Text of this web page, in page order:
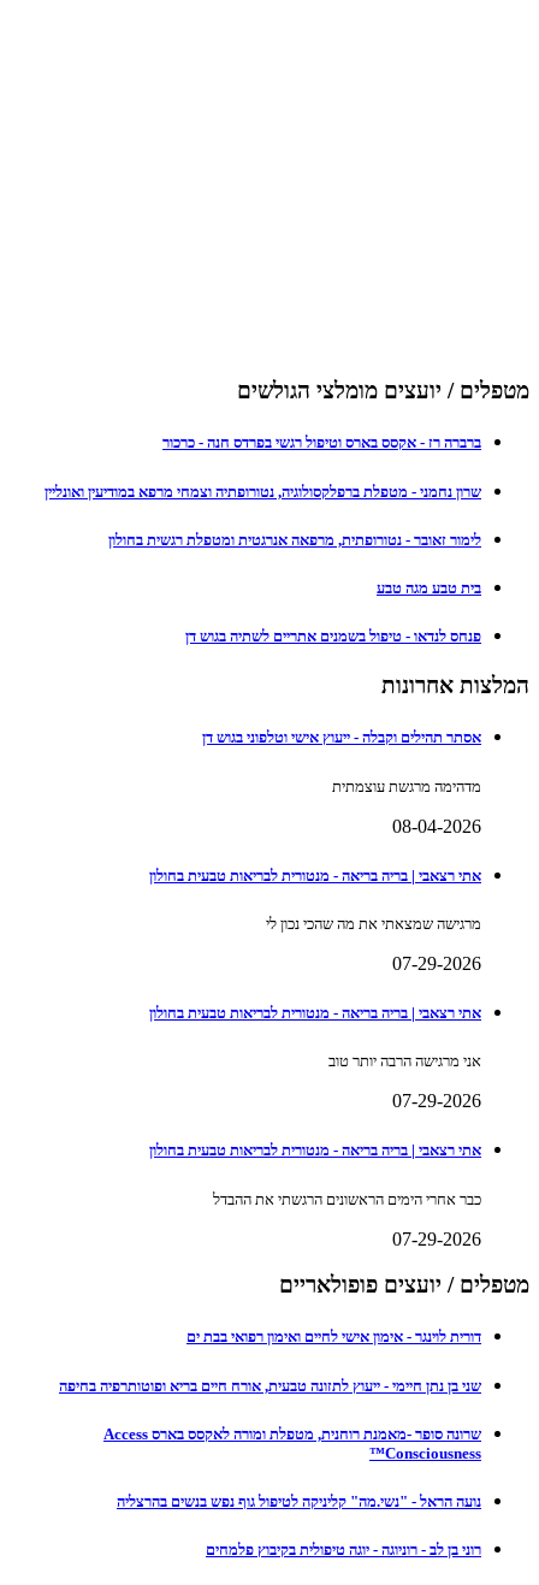
מטפלים / יועצים מומלצי הגולשים
ברברה רז - אקסס בארס וטיפול רגשי בפרדס חנה - כרכור
שרון נחמני - מטפלת ברפלקסולוגיה, נטורופתיה וצמחי מרפא במודיעין ואונליין
לימור זאובר - נטורופתית, מרפאה אנרגטית ומטפלת רגשית בחולון
בית טבע מגה טבע
פנחס לנדאו - טיפול בשמנים אתריים לשתיה בגוש דן
המלצות אחרונות
אסתר תהילים וקבלה - ייעוץ אישי וטלפוני בגוש דן
מדהימה מרגשת עוצמתית
08-04-2026
אתי רצאבי | בריה בריאה - מנטורית לבריאות טבעית בחולון
מרגישה שמצאתי את מה שהכי נכון לי
07-29-2026
אתי רצאבי | בריה בריאה - מנטורית לבריאות טבעית בחולון
אני מרגישה הרבה יותר טוב
07-29-2026
אתי רצאבי | בריה בריאה - מנטורית לבריאות טבעית בחולון
כבר אחרי הימים הראשונים הרגשתי את ההבדל
07-29-2026
מטפלים / יועצים פופולאריים
דורית לוינגר - אימון אישי לחיים ואימון רפואי בבת ים
שני בן נתן חיימי - ייעוץ לתזונה טבעית, אורח חיים בריא ופוטותרפיה בחיפה
שרונה סופר -מאמנת רוחנית, מטפלת ומורה לאקסס בארס Access
Consciousness™
נועה הראל - "נשי.מה" קליניקה לטיפול גוף נפש בנשים בהרצליה
רוני בן לב - רוניוגה - יוגה טיפולית בקיבוץ פלמחים